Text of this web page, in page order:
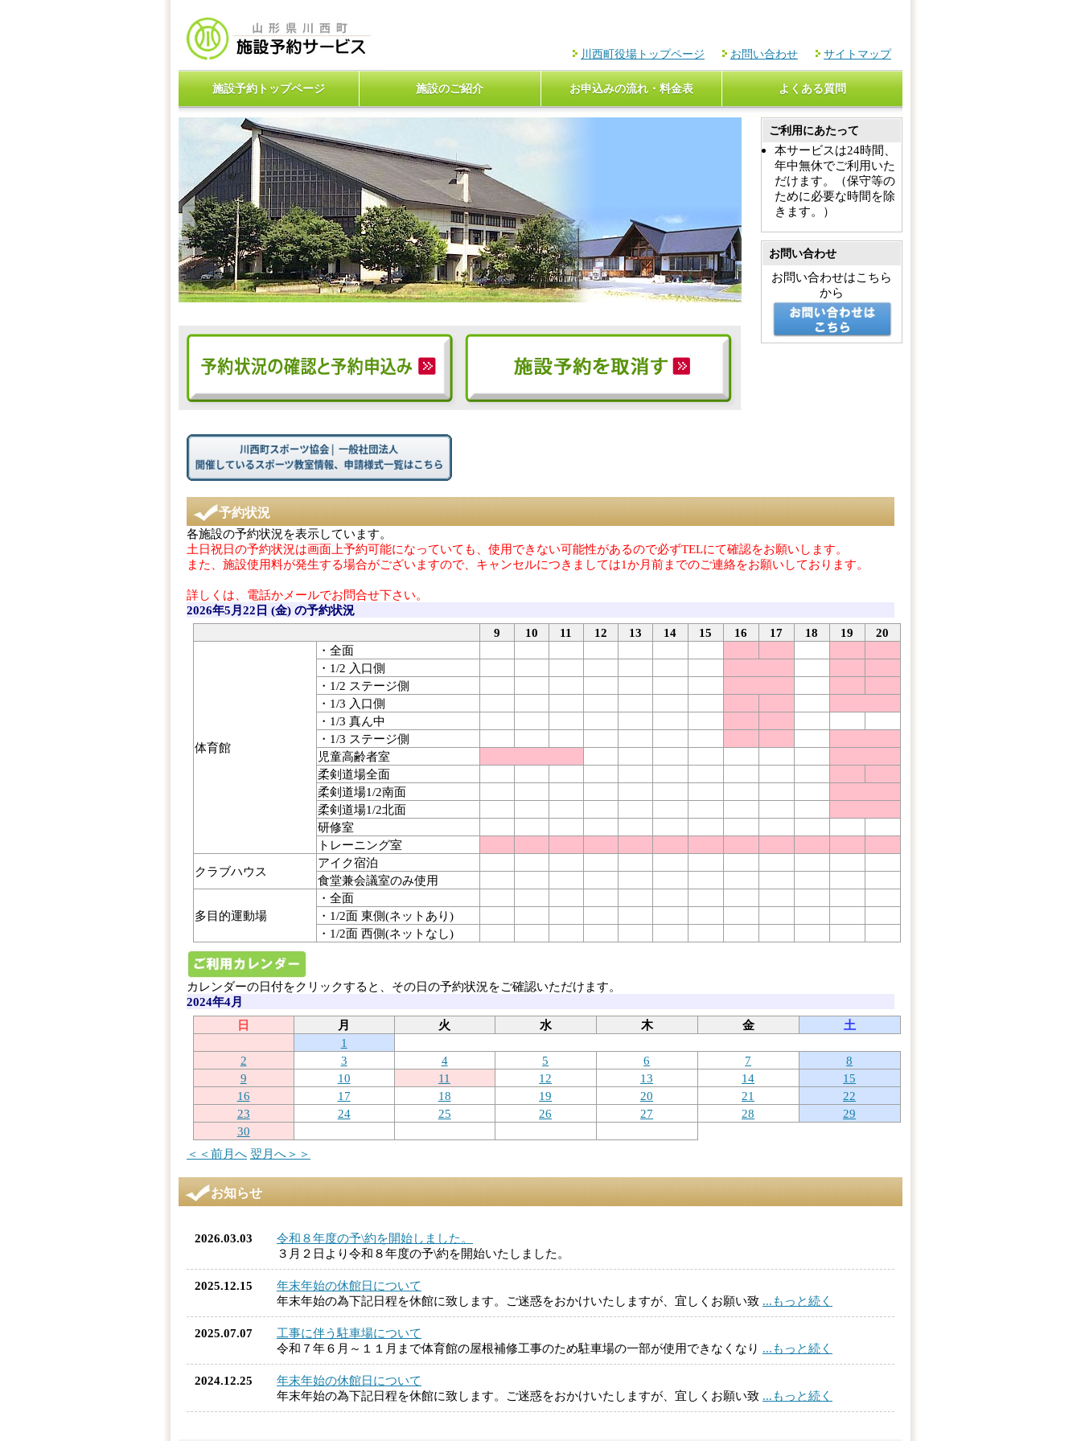
川西町役場トップページ お問い合わせ サイトマップ
施設予約トップページ 施設のご紹介 お申込みの流れ・料金表 よくある質問
ご利用にあたって
本サービスは24時間、
年中無休でご利用いた
だけます。（保守等の
ために必要な時間を除
きます。）
お問い合わせ
お問い合わせはこちら
から
予約状況
各施設の予約状況を表示しています。
土日祝日の予約状況は画面上予約可能になっていても、使用できない可能性があるので必ずTELにて確認をお願いします。
また、施設使用料が発生する場合がございますので、キャンセルにつきましては1か月前までのご連絡をお願いしております。
詳しくは、電話かメールでお問合せ下さい。
2026年5月22日 (金) の予約状況
9
10 11 12 13 14 15 16 17 18 19 20
体育館
・全面
・1/2 入口側
・1/2 ステージ側
・1/3 入口側
・1/3 真ん中
・1/3 ステージ側
児童高齢者室
柔剣道場全面
柔剣道場1/2南面
柔剣道場1/2北面
研修室
トレーニング室
クラブハウス
アイク宿泊
食堂兼会議室のみ使用
多目的運動場
・全面
・1/2面 東側(ネットあり)
・1/2面 西側(ネットなし)
カレンダーの日付をクリックすると、その日の予約状況をご確認いただけます。
2024年4月
日
月 火 水 木 金
土
1
2
3 4 5 6 7
8
9
10 11 12 13 14
15
16
17 18 19 20 21
22
23
24 25 26 27 28
29
30
＜＜前月へ 翌月へ＞＞
お知らせ
2026.03.03
令和８年度の予\約を開始しました。
３月２日より令和８年度の予\約を開始いたしました。
2025.12.15
年末年始の休館日について
年末年始の為下記日程を休館に致します。ご迷惑をおかけいたしますが、宜しくお願い致 ...もっと続く
2025.07.07
工事に伴う駐車場について
令和７年６月～１１月まで体育館の屋根補修工事のため駐車場の一部が使用できなくなり ...もっと続く
2024.12.25
年末年始の休館日について
年末年始の為下記日程を休館に致します。ご迷惑をおかけいたしますが、宜しくお願い致 ...もっと続く